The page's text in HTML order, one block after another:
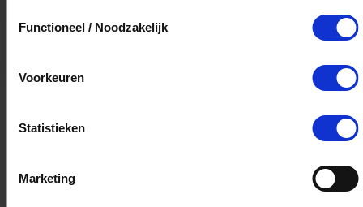
Functioneel / Noodzakelijk
Voorkeuren
Statistieken
Marketing
Kan ik het saldo in delen besteden?
cadeaukaart in delen uitgeven.